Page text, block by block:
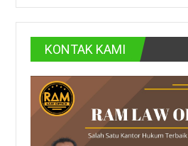
KONTAK KAMI